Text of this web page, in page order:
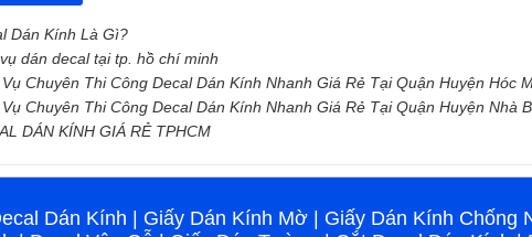
Dán Kính Là Gì?
dán decal tại tp. hồ chí minh
Chuyên Thi Công Decal Dán Kính Nhanh Giá Rẻ Tại Quận Huyện Hóc
Chuyên Thi Công Decal Dán Kính Nhanh Giá Rẻ Tại Quận Huyện Nhà
DÁN KÍNH GIÁ RẺ TPHCM
Dán Kính | Giấy Dán Kính Mờ | Giấy Dán Kính Chống